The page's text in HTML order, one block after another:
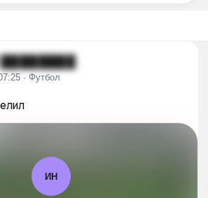
· Футбол
ИН